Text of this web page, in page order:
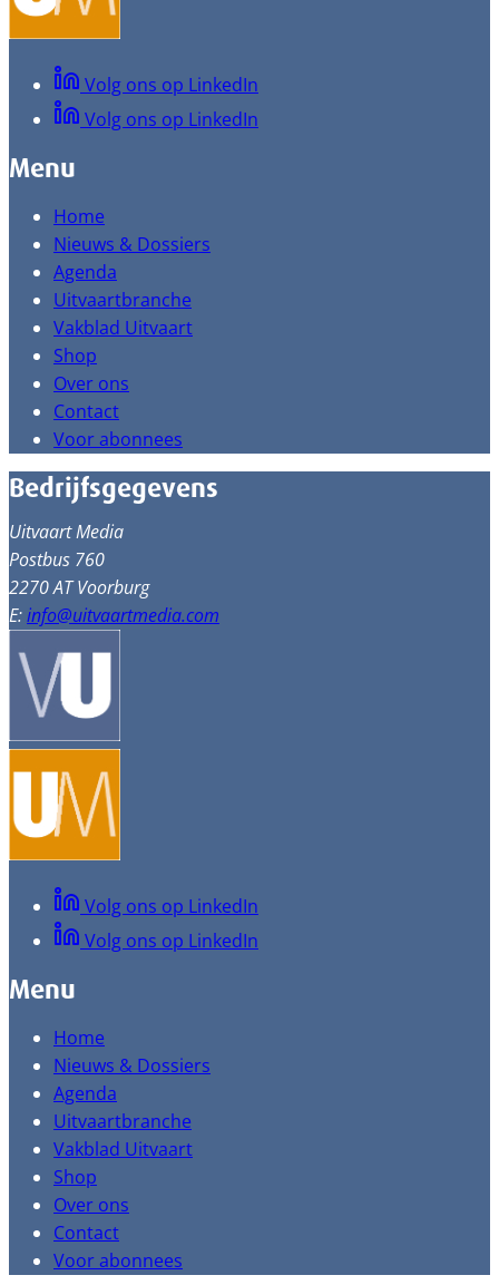
Volg ons op LinkedIn
Volg ons op LinkedIn
Menu
Home
Nieuws & Dossiers
Agenda
Uitvaartbranche
Vakblad Uitvaart
Shop
Over ons
Contact
Voor abonnees
Bedrijfsgegevens
Uitvaart Media
Postbus 760
2270 AT Voorburg
E:info@uitvaartmedia.com
Volg ons op LinkedIn
Volg ons op LinkedIn
Menu
Home
Nieuws & Dossiers
Agenda
Uitvaartbranche
Vakblad Uitvaart
Shop
Over ons
Contact
Voor abonnees